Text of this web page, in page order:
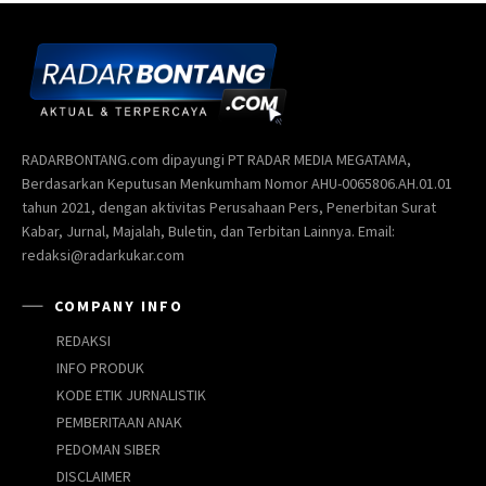
RADARBONTANG.com dipayungi PT RADAR MEDIA MEGATAMA,
Berdasarkan Keputusan Menkumham Nomor AHU-0065806.AH.01.01
tahun 2021, dengan aktivitas Perusahaan Pers, Penerbitan Surat
Kabar, Jurnal, Majalah, Buletin, dan Terbitan Lainnya. Email:
redaksi@radarkukar.com
COMPANY INFO
REDAKSI
INFO PRODUK
KODE ETIK JURNALISTIK
PEMBERITAAN ANAK
PEDOMAN SIBER
DISCLAIMER